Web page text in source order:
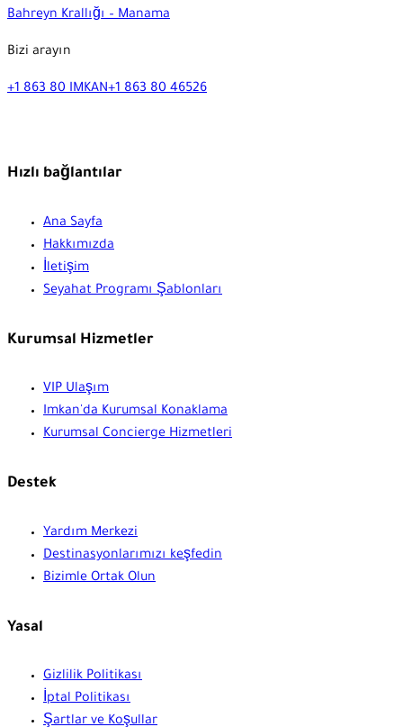
Bahreyn Krallığı – Manama
Bizi arayın
+1 863 80 IMKAN+1 863 80 46526
Hızlı bağlantılar
Ana Sayfa
Hakkımızda
İletişim
Seyahat Programı Şablonları
Kurumsal Hizmetler
VIP Ulaşım
Imkan'da Kurumsal Konaklama
Kurumsal Concierge Hizmetleri
Destek
Yardım Merkezi
Destinasyonlarımızı keşfedin
Bizimle Ortak Olun
Yasal
Gizlilik Politikası
İptal Politikası
Şartlar ve Koşullar